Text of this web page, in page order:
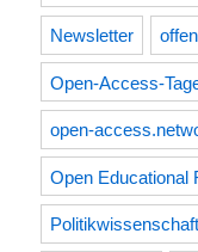
Newsletter
Open-Access-
open-
Open Educational
Politikwissenschaft